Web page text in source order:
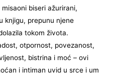
biseri ažurirani,
knjigu, prepunu njene
tokom života.
otpornost, povezanost,
bistrina i moć – ovi
i intiman uvid u srce i um